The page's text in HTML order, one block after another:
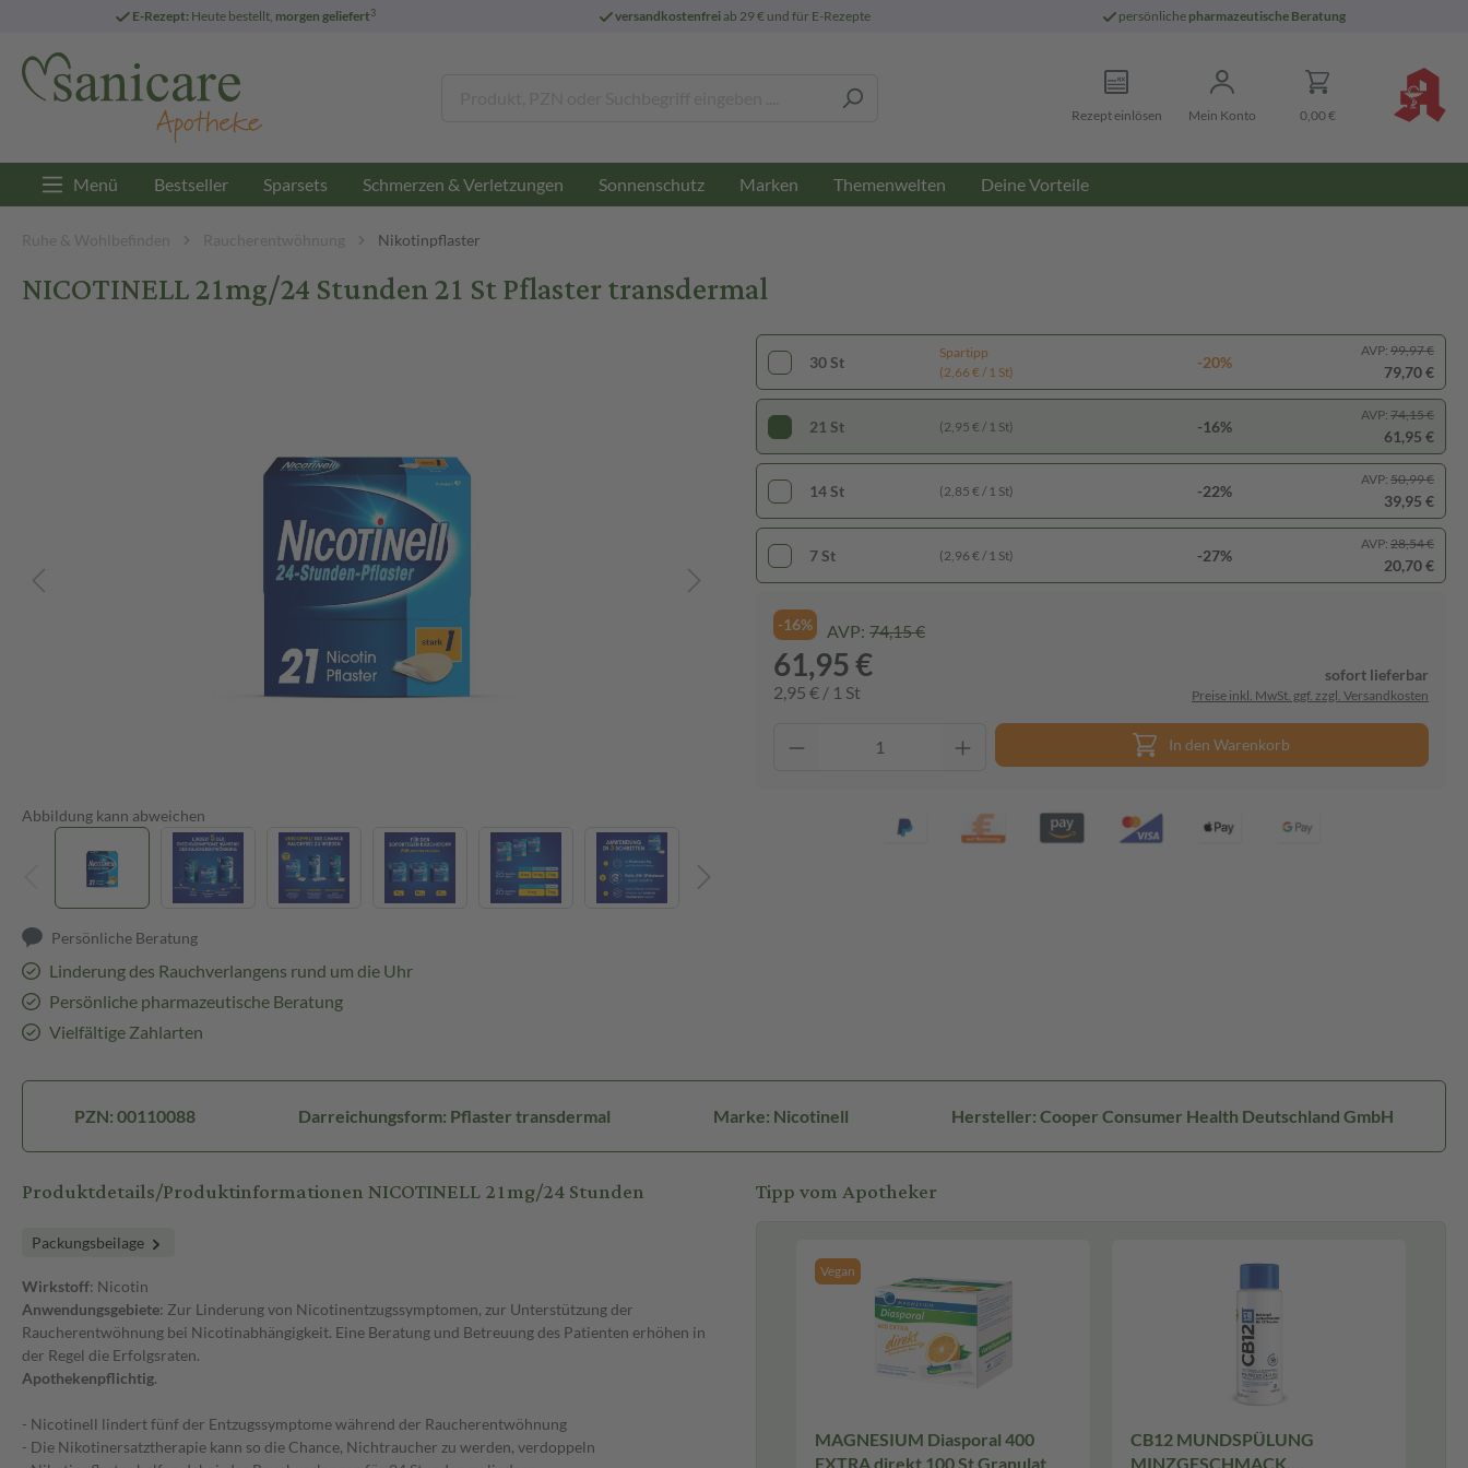
E-Rezept: Heute bestellt, morgen geliefert3 versandkostenfreiab 29 € und für E-Rezepte persönliche pharmazeutische Beratung
Rezept einlösen Mein Konto 0,00 €
Menü Bestseller Sparsets Schmerzen & Verletzungen Sonnenschutz Marken Themenwelten Deine Vorteile
Ruhe & Wohlbefinden Raucherentwöhnung Nikotinpflaster
NICOTINELL 21mg/24 Stunden 21 St Pflaster transdermal
Abbildung kann abweichen
Persönliche Beratung
Linderung des Rauchverlangens rund um die Uhr
Persönliche pharmazeutische Beratung
Vielfältige Zahlarten
30 St
Spartipp
(2,66 € / 1 St)
-20%
AVP: 99,97 €
79,70 €
21 St (2,95 € / 1 St) -16%
AVP: 74,15 €
61,95 €
14 St (2,85 € / 1 St) -22%
AVP: 50,99 €
39,95 €
7 St (2,96 € / 1 St) -27%
AVP: 28,54 €
20,70 €
-16% AVP: 74,15 €
61,95 €
2,95 € / 1 St
sofort lieferbar
Preise inkl. MwSt. ggf. zzgl. Versandkosten
In den Warenkorb
PZN: 00110088 Darreichungsform: Pflaster transdermal Marke: Nicotinell Hersteller: Cooper Consumer Health Deutschland GmbH
Produktdetails/Produktinformationen NICOTINELL 21mg/24 Stunden
Packungsbeilage
Wirkstoff: Nicotin
Anwendungsgebiete: Zur Linderung von Nicotinentzugssymptomen, zur Unterstützung der
Raucherentwöhnung bei Nicotinabhängigkeit. Eine Beratung und Betreuung des Patienten erhöhen in
der Regel die Erfolgsraten.
Apothekenpflichtig.
- Nicotinell lindert fünf der Entzugssymptome während der Raucherentwöhnung
- Die Nikotinersatztherapie kann so die Chance, Nichtraucher zu werden, verdoppeln
Tipp vom Apotheker
Vegan
MAGNESIUM Diasporal 400
EXTRA direkt 100 St Granulat
CB12 MUNDSPÜLUNG
MINZGESCHMACK,